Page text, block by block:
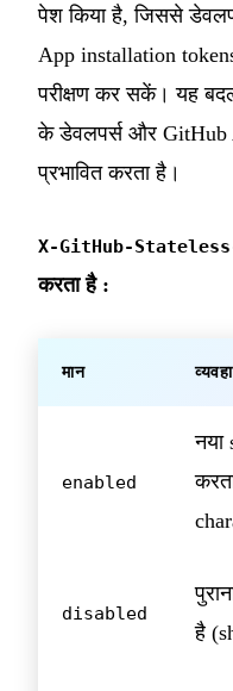
पेश किया है, जिससे
App installation
परीक्षण कर सकें। यह
के डेवलपर्स और GitHub
प्रभावित करता है।
X-GitHub-
करता है :
मान
enabled
नया
disabled
है